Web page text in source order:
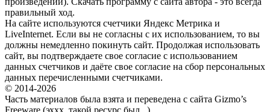
правильный ход.
На сайте используются счетчики Яндекс Метрика и
LiveInternet. Если вы не согласны с их использованием, то вы
должны немедленно покинуть сайт. Продолжая использовать
сайт, вы подтверждаете свое согласие с использованием
данных счетчиков и даёте свое согласие на сбор персональных
данных перечисленными счетчиками.
© 2014-2026
Часть материалов была взята и переведена с сайта Gizmo’s
Freeware (эххх, такой ресурс был...)